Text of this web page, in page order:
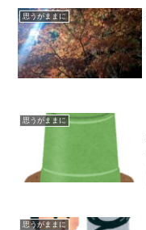
思うがままに
思うがままに
思うがままに